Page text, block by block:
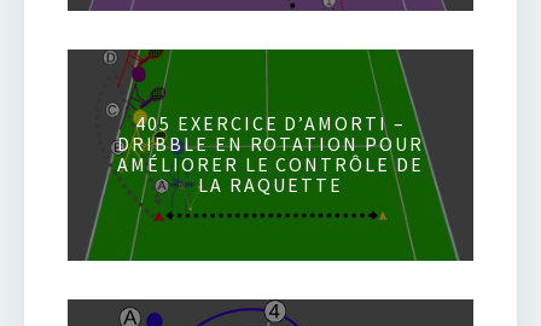
405 EXERCICE D’AMORTI –
DRIBBLE EN ROTATION POUR
AMÉLIORER LE CONTRÔLE DE
LA RAQUETTE